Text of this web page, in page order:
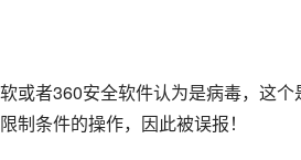
或者360安全软件认为是病毒，这
制条件的操作，因此被误报！